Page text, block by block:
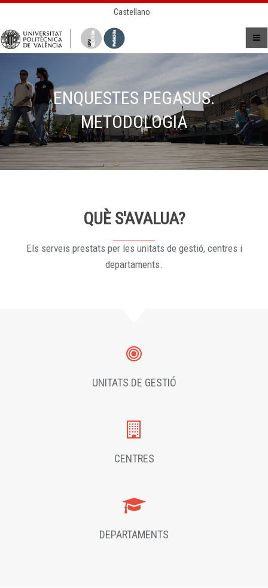
Castellano
ENQUESTES PEGASUS:
METODOLOGIA
QUÈ S'AVALUA?
Els serveis prestats per les unitats de gestió, centres i
departaments.
UNITATS DE GESTIÓ
CENTRES
DEPARTAMENTS